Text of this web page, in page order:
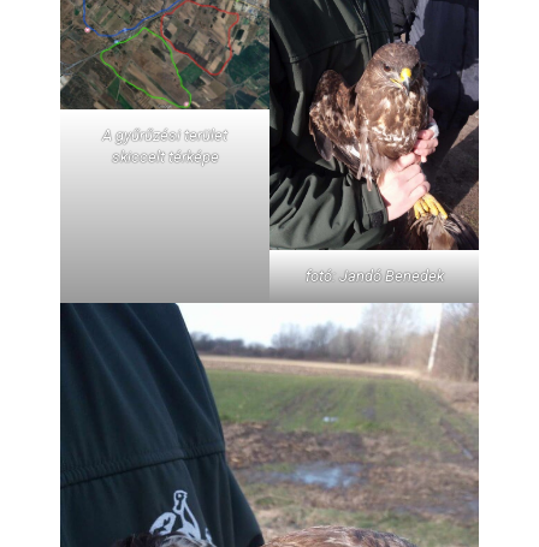
A gyűrűzési terület
skiccelt térképe
fotó: Jandó Benedek